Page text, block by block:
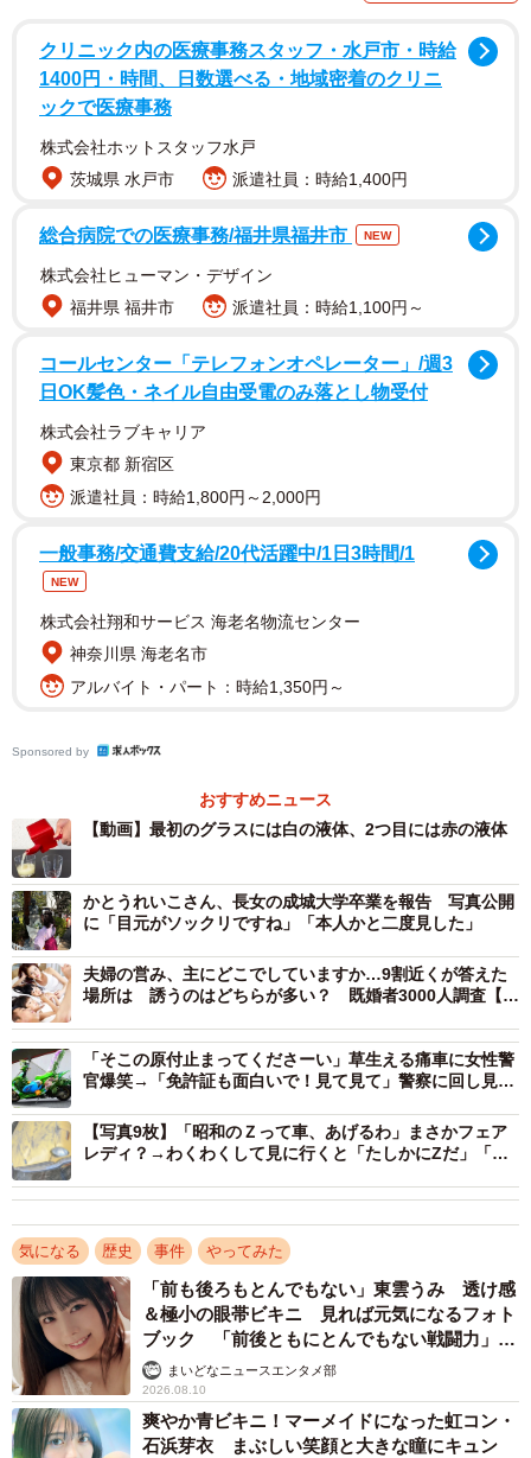
1つ目のグラスには白い液体が…（gangi-manさん提供）
2つ目のグラスには赤い液体が…（gangi-manさん提供）
1つ目のグラスには白い液体、2つ目のグラスには赤い液体
を注ぎ出すgangi-manさんのティーポット。内部に2種の液
体を入れるスペースがあり、それぞれに開けられた制御用
の空気穴を操作することで注ぎ分けるというものだ。まだ
完璧な仕上がりというわけではないようだが、3Dプリンタ
ーでこのような伝説的アイテムを再現できるとは、非常に
興味深い。
gangi-manさんに話を聞いた。
――暗殺者のティーポットを作ろうと思われたのは、なぜ
ですか？
gangi-man：3Dプリンターで手では作るのが難しい、ちょ
っと不思議なものができないかと思って作りました。以
前、「不可能物体」という立体パズルのようなものを作っ
たことがあるのですが、その延長で3Dプリンターならでは
の工作をしたかったのです。
クリニック内の医療事務スタッフ・水戸市・時給
1400円・時間、日数選べる・地域密着のクリニ
ックで医療事務
株式会社ホットスタッフ水戸
茨城県 水戸市
派遣社員：時給1,400円
総合病院での医療事務/福井県福井市 NEW
株式会社ヒューマン・デザイン
福井県 福井市
派遣社員：時給1,100円～
コールセンター「テレフォンオペレーター」/週3
日OK髪色・ネイル自由受電のみ落とし物受付
株式会社ラブキャリア
東京都 新宿区
派遣社員：時給1,800円～2,000円
一般事務/交通費支給/20代活躍中/1日3時間/1
NEW
株式会社翔和サービス 海老名物流センター
神奈川県 海老名市
アルバイト・パート：時給1,350円～
Sponsored by
おすすめニュース
【動画】最初のグラスには白の液体、2つ目には赤の液体
かとうれいこさん、長女の成城大学卒業を報告 写真公開
に「目元がソックリですね」「本人かと二度見した」
夫婦の営み、主にどこでしていますか…9割近くが答えた
場所は 誘うのはどちらが多い？ 既婚者3000人調査【年
「そこの原付止まってくださーい」草生える痛車に女性警
官爆笑→「免許証も面白いで！見て見て」警察に回し見さ
【写真9枚】「昭和のＺって車、あげるわ」まさかフェア
レディ？→わくわくして見に行くと「たしかにZだ」「激
気になる 歴史 事件 やってみた
「前も後ろもとんでもない」東雲うみ 透け感
＆極小の眼帯ビキニ 見れば元気になるフォト
ブック 「前後ともにとんでもない戦闘力」
「桃ダイナマイトがすごい」
まいどなニュースエンタメ部
2026.08.10
爽やか青ビキニ！マーメイドになった虹コン・
石浜芽衣 まぶしい笑顔と大きな瞳にキュン